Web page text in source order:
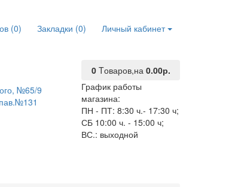
Личный кабинет
Закладки (0)
(0)
№65/9
0 Tоваров,на 0.00р.
График работы
магазина:
ПН - ПТ: 8:30 ч.- 17:30 ч;
СБ 10:00 ч. - 15:00 ч;
ВС.: выходной